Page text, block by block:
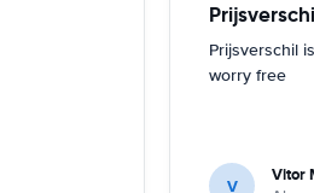
Prijsverschil
worry free
V Vitor